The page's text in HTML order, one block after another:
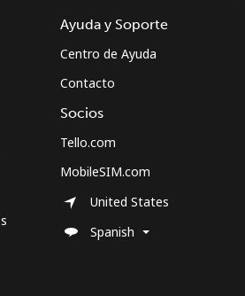
Ayuda y Soporte
Centro de Ayuda
Contacto
Socios
Tello.com
MobileSIM.com
United States
Spanish